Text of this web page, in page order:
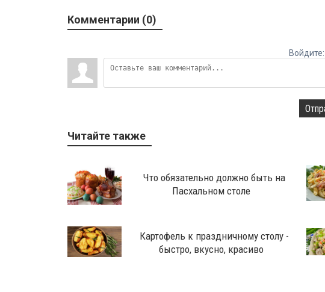
Комментарии (0)
Войдите:
Читайте также
Что обязательно должно быть на
Пасхальном столе
Картофель к праздничному столу -
быстро, вкусно, красиво